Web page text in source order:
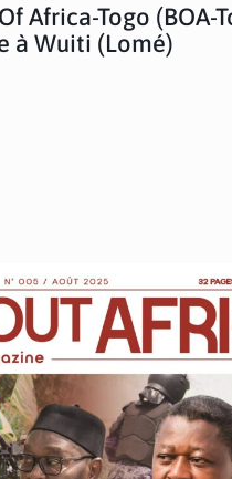
Africa-Togo (BOA-
à Wuiti (Lomé)